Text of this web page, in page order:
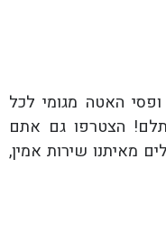
האטה מגומי לכל
הצטרפו גם אתם
מאיתנו שירות אמין,